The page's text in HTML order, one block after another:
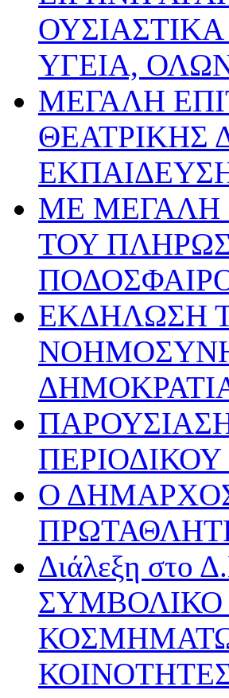
ΥΓΕΙΑ,
ΜΕΓΑΛΗ
ΘΕΑΤΡΙΚΗΣ
ΜΕ ΜΕΓΑΛΗ
ΤΟΥ
ΕΚΔΗΛΩΣΗ
Ο
Διάλεξη στο
ΣΥΜΒΟΛΙΚΟ